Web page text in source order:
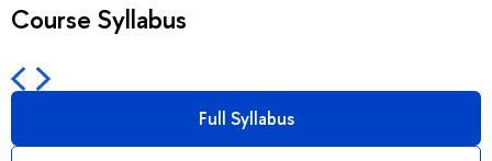
Course Syllabus
Full Syllabus